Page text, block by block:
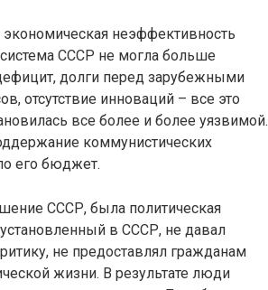
неэффективность
система СССР не могла больше
долги перед зарубежными
отсутствие инноваций – все это
все более и более уязвимой.
коммунистических
его бюджет.
СССР, была политическая
в СССР, не давал
не предоставлял гражданам
жизни. В результате люди